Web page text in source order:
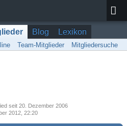
Blog Lexikon
Team-Mitglieder Mitgliedersuche
seit 20. Dezember 2006
2012, 22:20